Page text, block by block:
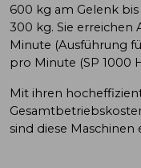
600 kg am Gelenk
300 kg. Sie erreichen
Minute (Ausführung
pro Minute (SP 1000
Mit ihren
sind diese Maschinen